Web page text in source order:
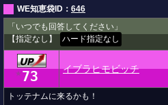
WE知恵袋ID： 646
「いつでも回答してください」
【指定なし】
ハード指定なし
★ 73 イブラヒモビッチ
トッテナムに来るかも！